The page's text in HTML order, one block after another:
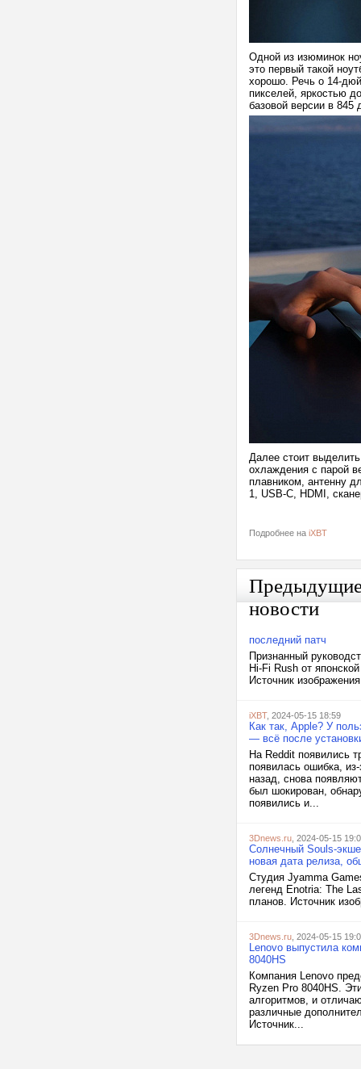
Одной из изюминок
это первый такой
хорошо. Речь о 14-
пикселей, яркостью
базовой версии в
Далее стоит
охлаждения с парой
плавником, антенну
1, USB-C, HDMI,
Подробнее на iXBT
новости
последний патч
Признанный
Hi-Fi Rush от
Источник
iXBT, 2024-05-15 18:59
Как так, Apple? У
— всё после
На Reddit появились
появилась ошибка,
назад, снова
был шокирован,
появились и...
3Dnews.ru , 2024-05-15
Солнечный Souls-
новая дата релиза,
Студия Jyamma
легенд Enotria: The
планов. Источник
3Dnews.ru , 2024-05-15
Lenovo выпустила
8040HS
Компания Lenovo
Ryzen Pro 8040HS.
алгоритмов, и
различные
Источник...